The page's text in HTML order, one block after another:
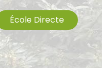
École Directe